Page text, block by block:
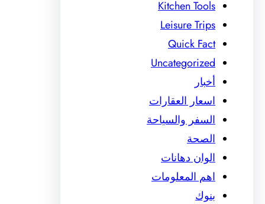
Kitchen Tools
Leisure Trips
Quick Fact
Uncategorized
أخبار
اسعار العقارات
السفر والسياحة
الصحة
الوان دهانات
اهم المعلومات
بنوك